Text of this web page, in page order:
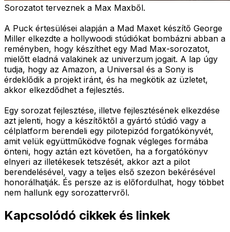
Sorozatot terveznek a Max Maxből.
A Puck értesülései alapján a Mad Maxet készítő George
Miller elkezdte a hollywoodi stúdiókat bombázni abban a
reményben, hogy készíthet egy Mad Max-sorozatot,
mielőtt eladná valakinek az univerzum jogait. A lap úgy
tudja, hogy az Amazon, a Universal és a Sony is
érdeklődik a projekt iránt, és ha megkötik az üzletet,
akkor elkezdődhet a fejlesztés.
Egy sorozat fejlesztése, illetve fejlesztésének elkezdése
azt jelenti, hogy a készítőktől a gyártó stúdió vagy a
célplatform berendeli egy pilotepizód forgatókönyvét,
amit velük együttműködve fognak végleges formába
önteni, hogy aztán ezt követően, ha a forgatókönyv
elnyeri az illetékesek tetszését, akkor azt a pilot
berendelésével, vagy a teljes első szezon bekérésével
honorálhatják. És persze az is előfordulhat, hogy többet
nem hallunk egy sorozattervről.
Kapcsolódó cikkek és linkek